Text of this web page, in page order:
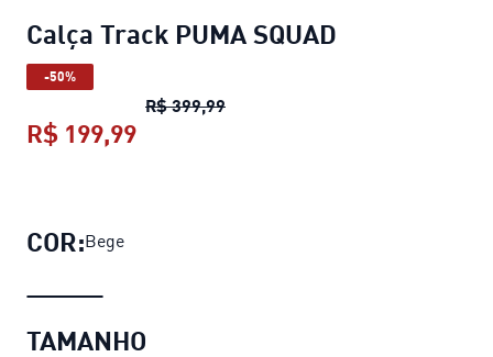
Calça Track PUMA SQUAD
-50%
R$ 399,99Calça Track PUMA SQUAD
R$ 199,99
COR:Bege
TAMANHO